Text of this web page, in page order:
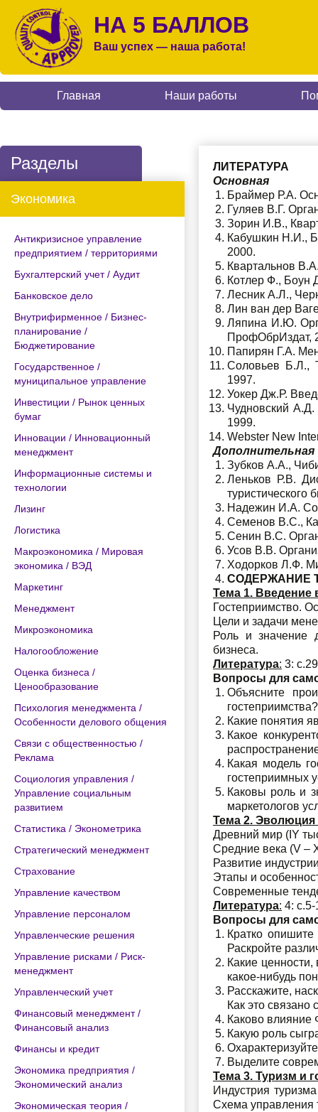
НА 5 БАЛЛОВ
Ваш успех — наша работа!
Главная Наши работы
Разделы
Экономика
Антикризисное управление
предприятием / территориями
Бухгалтерский учет / Аудит
Банковское дело
Внутрифирменное / Бизнес-
планирование /
Бюджетирование
Государственное /
муниципальное управление
Инвестиции / Рынок ценных
бумаг
Инновации / Инновационный
менеджмент
Информационные системы и
технологии
Лизинг
Логистика
Макроэкономика / Мировая
экономика / ВЭД
Маркетинг
Менеджмент
Микроэкономика
Налогообложение
Оценка бизнеса /
Ценообразование
Психология менеджмента /
Особенности делового общения
Связи с общественностью /
Реклама
Социология управления /
Управление социальным
развитием
Статистика / Эконометрика
Стратегический менеджмент
Страхование
Управление качеством
Управление персоналом
Управленческие решения
Управление рисками / Риск-
менеджмент
Управленческий учет
Финансовый менеджмент /
Финансовый анализ
Финансы и кредит
Экономика предприятия /
Экономический анализ
Экономическая теория /
ЛИТЕРАТУРА
Основная
Браймер Р.А.
Гуляев В.Г.
Зорин И.В.,
Кабушкин Н.И.,
2000.
Квартальнов
Котлер Ф., Боун
Лесник А.Л.,
Лин ван дер
Ляпина И.Ю.
ПрофОбрИздат,
Папирян Г.А.
Соловьев Б.Л.,
1997.
Уокер Дж.Р.
Чудновский А.Д.
1999.
Webster New
Дополнительная
Зубков А.А.,
Леньков Р.В.
туристического
Надежин И.А.
Семенов В.С.,
Сенин В.С.
Усов В.В.
Ходорков Л.Ф.
СОДЕРЖАНИЕ
Тема 1. Введение
Гостеприимство.
Цели и задачи
Роль и значение
бизнеса.
Литература: 3:
Вопросы для
Объясните
гостеприимства?
Какие понятия
Какое
Какая модель
гостеприимных
Каковы роль и
маркетологов
Тема 2. Эволюция
Древний мир (IY
Средние века (V –
Развитие
Этапы и
Современные
Литература: 4:
Вопросы для
Кратко
Раскройте
Какие
какое-нибудь
Расскажите,
Как это связано
Каково влияние
Какую роль
Выделите
Тема 3. Туризм и
Индустрия
Схема управления